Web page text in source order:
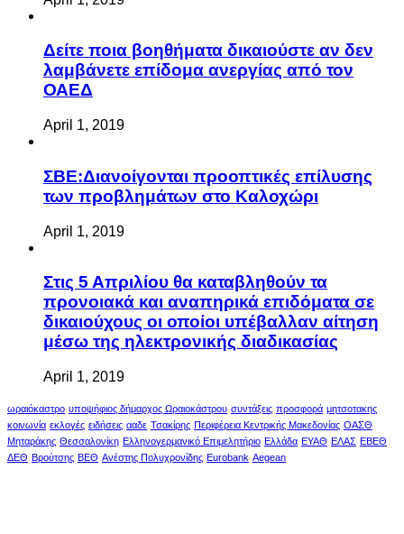
Δείτε ποια βοηθήματα δικαιούστε αν δεν
λαμβάνετε επίδομα ανεργίας από τον
ΟΑΕΔ
April 1, 2019
ΣΒΕ:Διανοίγονται προοπτικές επίλυσης
των προβλημάτων στο Καλοχώρι
April 1, 2019
Στις 5 Απριλίου θα καταβληθούν τα
προνοιακά και αναπηρικά επιδόματα σε
δικαιούχους οι οποίοι υπέβαλλαν αίτηση
μέσω της ηλεκτρονικής διαδικασίας
April 1, 2019
ωραιόκαστρο υποψήφιος δήμαρχος Ωραιοκάστρου συντάξεις προσφορά μητσοτακης
κοινωνία εκλογές ειδήσεις ααδε Τσακίρης Περιφέρεια Κεντρικής Μακεδονίας ΟΑΣΘ
Μηταράκης Θεσσαλονίκη Ελληνογερμανικό Επιμελητήριο Ελλάδα ΕΥΑΘ ΕΛΑΣ ΕΒΕΘ
ΔΕΘ Βρούτσης ΒΕΘ Ανέστης Πολυχρονίδης Eurobank Aegean